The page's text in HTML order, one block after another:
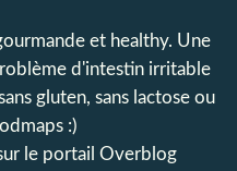
et healthy. Une
d'intestin irritable
gluten, sans lactose ou
:)
le portail Overblog